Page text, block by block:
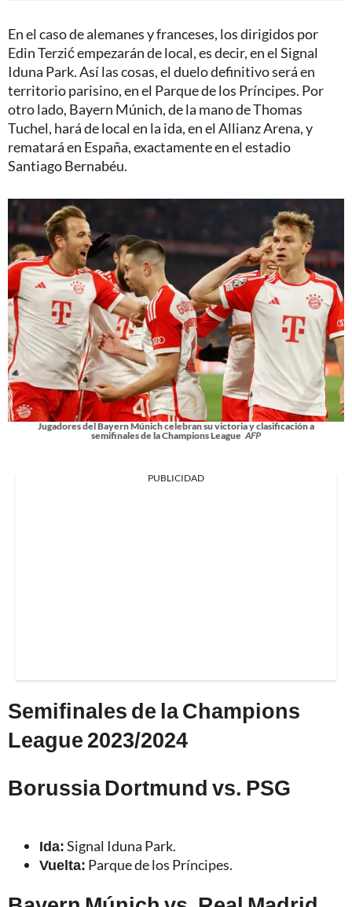
En el caso de alemanes y franceses, los dirigidos por
Edin Terzić empezarán de local, es decir, en el Signal
Iduna Park. Así las cosas, el duelo definitivo será en
territorio parisino, en el Parque de los Príncipes. Por
otro lado, Bayern Múnich, de la mano de Thomas
Tuchel, hará de local en la ida, en el Allianz Arena, y
rematará en España, exactamente en el estadio
Santiago Bernabéu.
Jugadores del Bayern Múnich celebran su victoria y clasificación a
semifinales de la Champions League AFP
PUBLICIDAD
Semifinales de la Champions
League 2023/2024
Borussia Dortmund vs. PSG
Ida:Signal Iduna Park.
Vuelta: Parque de los Príncipes.